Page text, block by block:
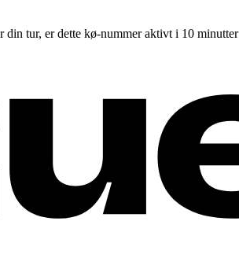
tur, er dette kø-nummer aktivt i 10 minutter